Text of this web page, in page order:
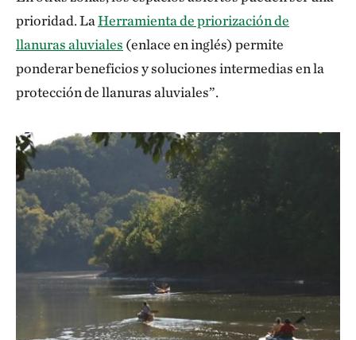
prioridad. LaHerramienta de priorización de
llanuras aluviales (enlace en inglés) permite
ponderar beneficios y soluciones intermedias en la
protección de llanuras aluviales”.